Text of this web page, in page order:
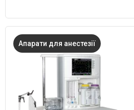
Апарати для анестезії